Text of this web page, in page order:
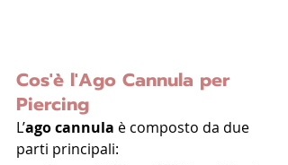
Cos'è l'Ago Cannula per
Piercing
L’ago cannula è composto da due
parti principali: